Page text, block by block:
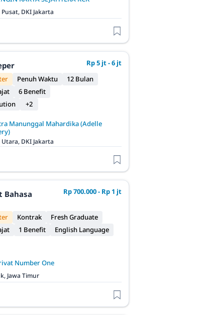
Pusat, DKI Jakarta
Rp 5 jt - 6 jt
Penuh Waktu
12 Bulan
6 Benefit
+2
Manunggal Mahardika (Adelle
Utara, DKI Jakarta
Bahasa
Rp 700.000 - Rp 1 jt
Kontrak
Fresh Graduate
1 Benefit
English Language
Number One
Jawa Timur